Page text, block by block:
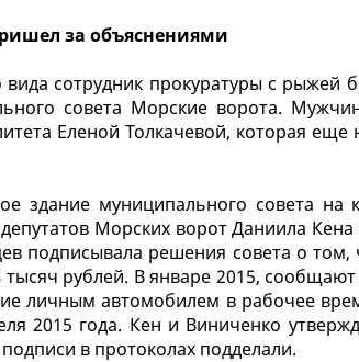
за объяснениями
вида сотрудник прокуратуры с
совета Морские ворота.
Еленой Толкачевой, которая
здание муниципального совета на
Морских ворот Даниила
подписывала решения совета о
рублей. В январе 2015,
личным автомобилем в рабочее
2015 года. Кен и Виниченко
подписи в протоколах подделали.